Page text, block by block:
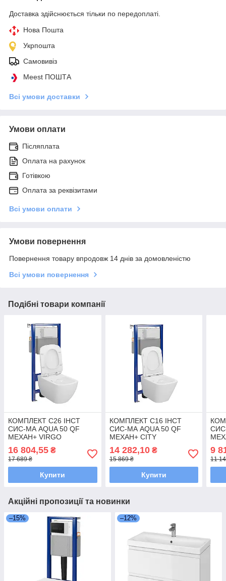
Доставка здійснюється тільки по передоплаті.
Нова Пошта
Укрпошта
Самовивіз
Meest ПОШТА
Всі умови доставки
Умови оплати
Післяплата
Оплата на рахунок
Готівкою
Оплата за реквізитами
Всі умови оплати
Умови повернення
Повернення товару впродовж 14 днів за домовленістю
Всі умови повернення
Подібні товари компанії
КОМПЛЕКТ С26 ІНСТ
СИС-МА AQUA 50 QF
MEХАН+ VIRGO
CLEANON з сид дюр ліфт
БЕЗ КНОПКИ
16 804,55 ₴
17 689 ₴
Купити
КОМПЛЕКТ С16 ІНСТ
СИС-МА AQUA 50 QF
MEХАН+ CITY
ПРЯМОКУТНИЙ
CLEANON з сид дюр ліфт
БЕЗ КНОПКИ
14 282,10₴
15 869 ₴
Купити
дюр
9
11
Акційні пропозиції та новинки
–15% –12%